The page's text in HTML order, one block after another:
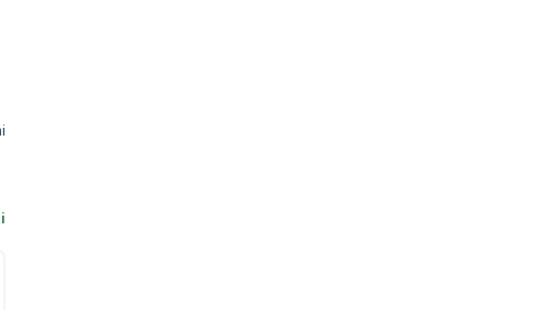
per categoria: Cittadini